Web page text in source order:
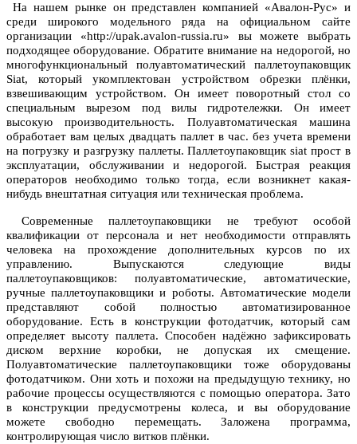
На нашем рынке он представлен компанией «Авалон-Рус» и
среди широкого модельного ряда на официальном сайте
организации «http://upak.avalon-russia.ru» вы можете выбрать
подходящее оборудование. Обратите внимание на недорогой, но
многофункциональный полуавтоматический паллетоупаковщик
Siat, который укомплектован устройством обрезки плёнки,
взвешивающим устройством. Он имеет поворотный стол со
специальным вырезом под вилы гидротележки. Он имеет
высокую производительность. Полуавтоматическая машина
обработает вам целых двадцать паллет в час. без учета времени
на погрузку и разгрузку паллеты. Паллетоупаковщик siat прост в
эксплуатации, обслуживании и недорогой. Быстрая реакция
операторов необходимо только тогда, если возникнет какая-
нибудь внештатная ситуация или техническая проблема.
Современные паллетоупаковщики не требуют особой
квалификации от персонала и нет необходимости отправлять
человека на прохождение дополнительных курсов по их
управлению. Выпускаются следующие виды
паллетоупаковщиков: полуавтоматические, автоматические,
ручные паллетоупаковщики и роботы. Автоматические модели
представляют собой полностью автоматизированное
оборудование. Есть в конструкции фотодатчик, который сам
определяет высоту паллета. Способен надёжно зафиксировать
диском верхние коробки, не допуская их смещение.
Полуавтоматические паллетоупаковщики тоже оборудованы
фотодатчиком. Они хоть и похожи на предыдущую технику, но
рабочие процессы осуществляются с помощью оператора. Зато
в конструкции предусмотрены колеса, и вы оборудование
можете свободно перемещать. Заложена программа,
контролирующая число витков плёнки.